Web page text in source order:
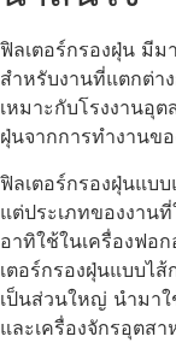
ฟิลเตอร์กรองฝุ่น มีม
สำหรับงานที่แตกต่า
เหมาะกับโรงงานอุ
ฝุ่นจากการทำงานข
ฟิลเตอร์กรองฝุ่นแบ
แต่ประเภทของงาน
อาทิใช้ในเครื่องฟอ
เตอร์กรองฝุ่นแบบไ
เป็นส่วนใหญ่ นำมา
และเครื่องจักรอุตสา